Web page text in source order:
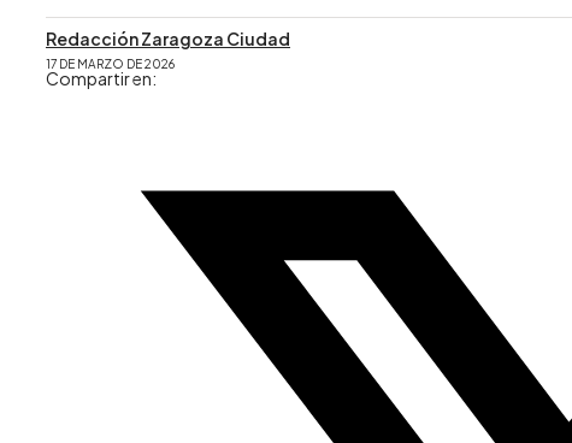
Redacción Zaragoza Ciudad
17 DE MARZO DE 2026
Compartir en: